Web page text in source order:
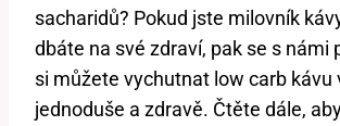
sacharidů? Pokud jste milovník
dbáte na své zdraví, pak se s námi
si můžete vychutnat low carb kávu
jednoduše a zdravě. Čtěte dále,